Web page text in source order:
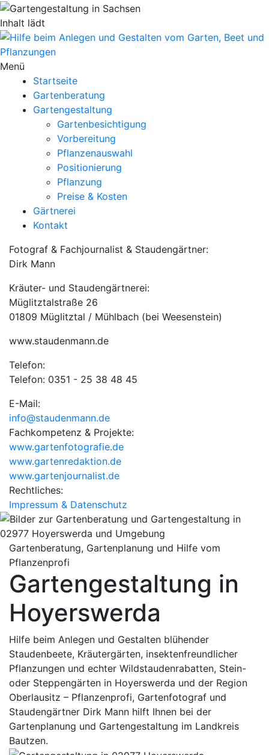
Inhalt lädt
Menü
Startseite
Gartenberatung
Gartengestaltung
Gartenbesichtigung
Vorbereitung
Pflanzenauswahl
Positionierung
Pflanzung
Preise & Kosten
Gärtnerei
Kontakt
Fotograf & Fachjournalist & Staudengärtner:
Dirk Mann
Kräuter- und Staudengärtnerei:
Müglitztalstraße 26
01809 Müglitztal / Mühlbach (bei Weesenstein)
www.staudenmann.de
Telefon:
Telefon: 0351 - 25 38 48 45
E-Mail:
info@staudenmann.de
Fachkompetenz & Projekte:
www.gartenfotografie.de
www.gartenredaktion.de
www.gartenjournalist.de
Rechtliches:
Impressum & Datenschutz
Gartenberatung, Gartenplanung und Hilfe vom
Pflanzenprofi
Gartengestaltung in
Hoyerswerda
Hilfe beim Anlegen und Gestalten blühender
Staudenbeete, Kräutergärten, insektenfreundlicher
Pflanzungen und echter Wildstaudenrabatten, Stein-
oder Steppengärten in Hoyerswerda und der Region
Oberlausitz – Pflanzenprofi, Gartenfotograf und
Staudengärtner Dirk Mann hilft Ihnen bei der
Gartenplanung und Gartengestaltung im Landkreis
Bautzen.